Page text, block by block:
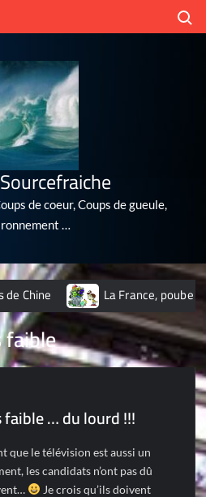
de coeur, Coups de gueule,
…
La France, poubelle
… du lourd !!!
que le télévision est aussi un
les candidats n’ont pas dû
Je crois qu’ils doivent